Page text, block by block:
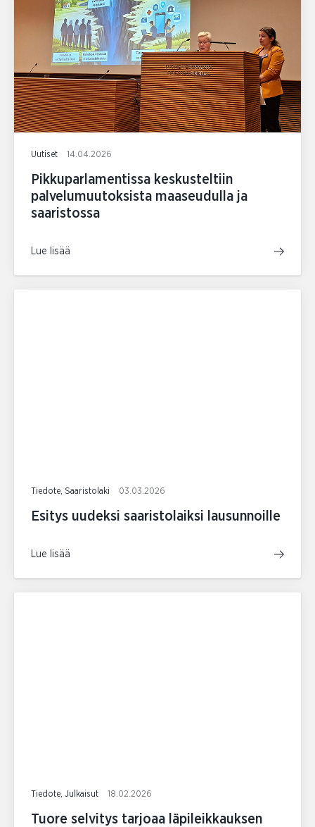
Uutiset 14.04.2026
Pikkuparlamentissa keskusteltiin
palvelumuutoksista maaseudulla ja
saaristossa
Lue lisää
Tiedote, Saaristolaki 03.03.2026
Esitys uudeksi saaristolaiksi lausunnoille
Lue lisää
Tiedote, Julkaisut 18.02.2026
Tuore selvitys tarjoaa läpileikkauksen